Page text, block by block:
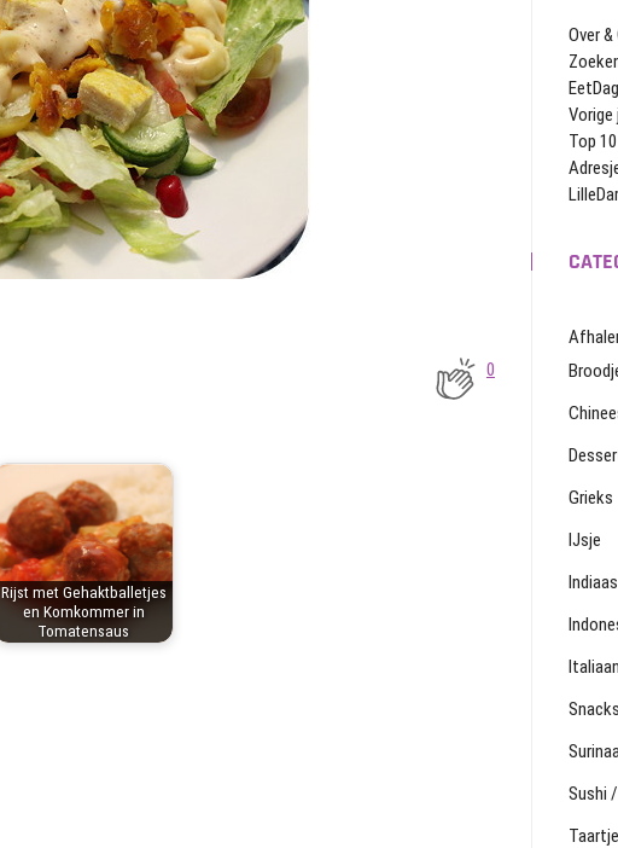
0
Rijst met Gehaktballetjes
en Komkommer in
Tomatensaus
Over
Vorige
Top 10
Grieks
IJsje
Indiaas
Snacks
Sushi